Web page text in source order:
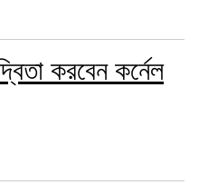
করবেন কর্নেল